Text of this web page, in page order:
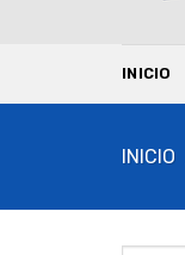
INICIO
INICIO